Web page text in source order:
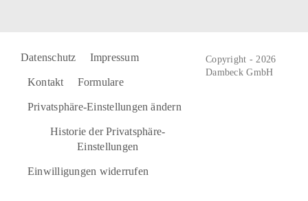
Datenschutz Impressum
Kontakt Formulare
Privatsphäre-Einstellungen ändern
Historie der Privatsphäre-
Einstellungen
Einwilligungen widerrufen
Copyright - 2026
Dambeck GmbH